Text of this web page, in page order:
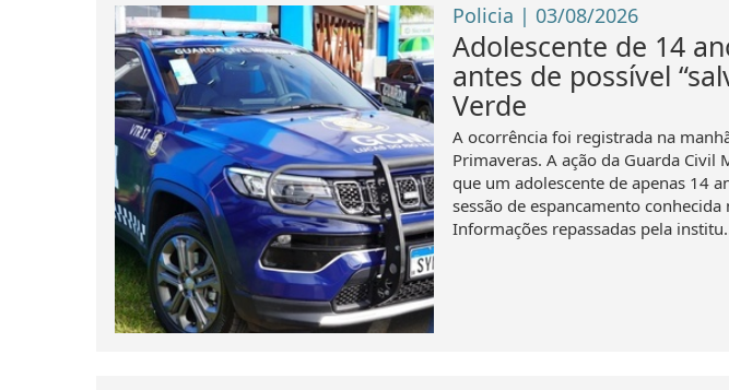
Policia | 03/08/2026
Adolescente de 14
antes de possível
Verde
A ocorrência foi registrada na
Primaveras. A ação da Guarda Civil
que um adolescente de apenas 14
sessão de espancamento
Informações repassadas pela